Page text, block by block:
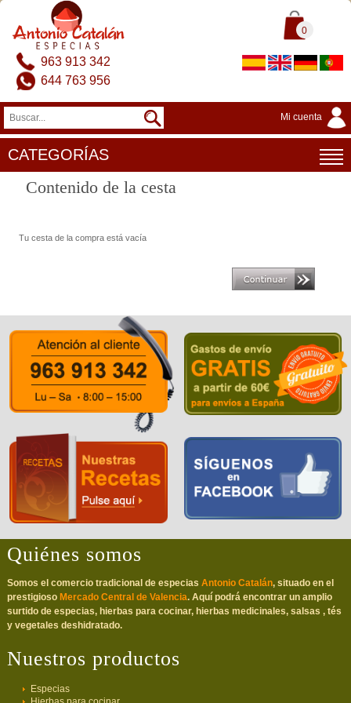
0
963 913 342
644 763 956
Mi cuenta
CATEGORÍAS
Contenido de la cesta
Tu cesta de la compra está vacía
Quiénes somos
Somos el comercio tradicional de especias Antonio Catalán, situado en el
prestigioso Mercado Central de Valencia. Aquí podrá encontrar un amplio
surtido de especias, hierbas para cocinar, hierbas medicinales, salsas , tés
y vegetales deshidratado.
Nuestros productos
Especias